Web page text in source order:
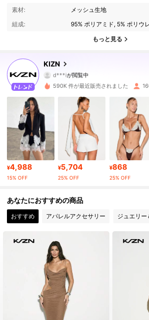
素材:
メッシュ生地
組成:
95% ポリアミド, 5% ポリウ
もっと見る
KIZN
562K フォロワー
4.80 562K フォロワー
4.80 562K フォロワー
562K フォロワー
562K フォロワー
4.80 562K フォロワー
4.80 562K フォロワー
590K 件が最近販売されました
¥4,988
15% OFF
¥5,704
25% OFF
¥868
25% OFF
あなたにおすすめの商品
おすすめ アパレルアクセサリー ジュエリー